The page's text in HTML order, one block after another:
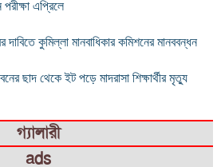
এপ্রিলে
দাবিতে কুমিল্লা মানবাধিকার কমিশনের মানববন্ধন
ছাদ থেকে ইট পড়ে মাদরাসা শিক্ষার্থীর মৃত্যু
গ্যালারী
ads